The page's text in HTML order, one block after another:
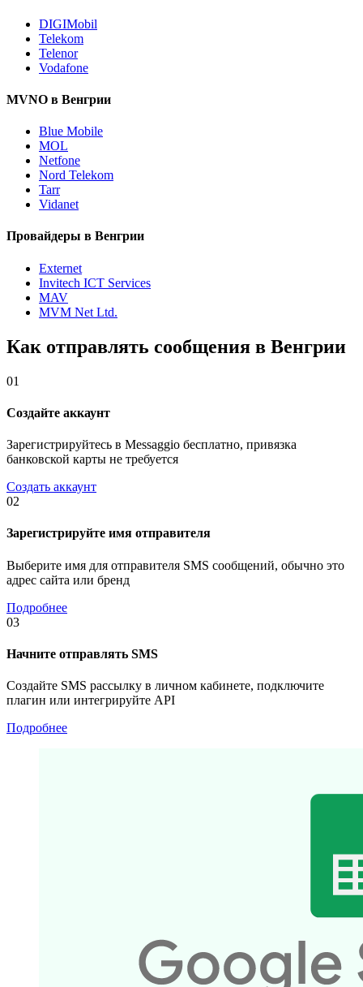
DIGIMobil
Telekom
Telenor
Vodafone
MVNO в Венгрии
Blue Mobile
MOL
Netfone
Nord Telekom
Tarr
Vidanet
Провайдеры в Венгрии
Externet
Invitech ICT Services
MAV
MVM Net Ltd.
Как отправлять сообщения в Венгрии
01
Создайте аккаунт
Зарегистрируйтесь в Messaggio бесплатно, привязка
банковской карты не требуется
Создать аккаунт
02
Зарегистрируйте имя отправителя
Выберите имя для отправителя SMS сообщений, обычно это
адрес сайта или бренд
Подробнее
03
Начните отправлять SMS
Создайте SMS рассылку в личном кабинете, подключите
плагин или интегрируйте API
Подробнее